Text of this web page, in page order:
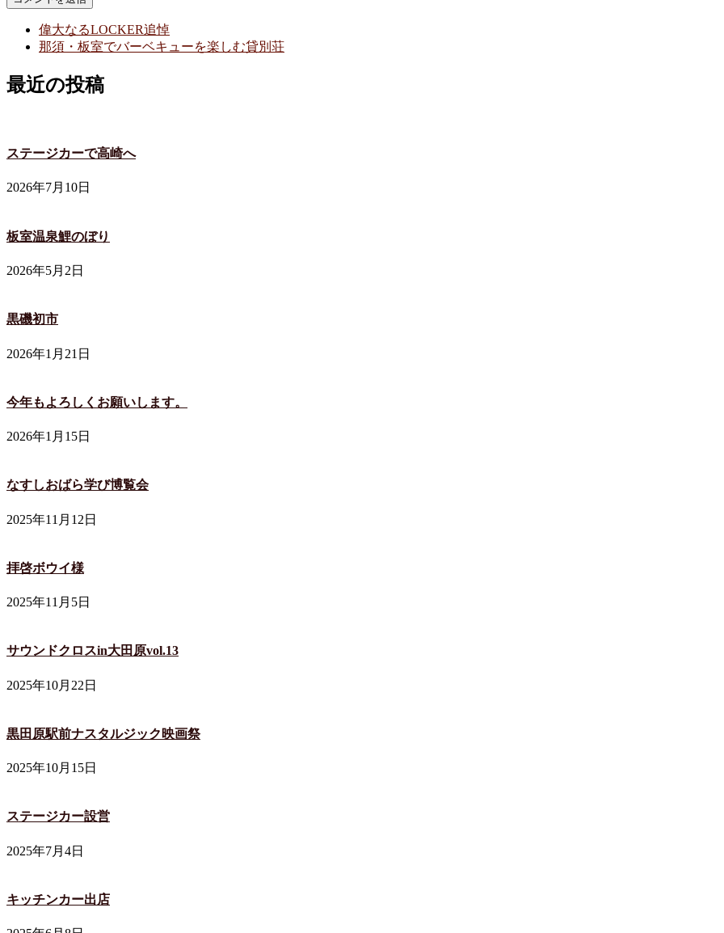
偉大なるLOCKER追悼
那須・板室でバーベキューを楽しむ貸別荘
最近の投稿
ステージカーで高崎へ
2026年7月10日
板室温泉鯉のぼり
2026年5月2日
黒磯初市
2026年1月21日
今年もよろしくお願いします。
2026年1月15日
なすしおばら学び博覧会
2025年11月12日
拝啓ボウイ様
2025年11月5日
サウンドクロスin大田原vol.13
2025年10月22日
黒田原駅前ナスタルジック映画祭
2025年10月15日
ステージカー設営
2025年7月4日
キッチンカー出店